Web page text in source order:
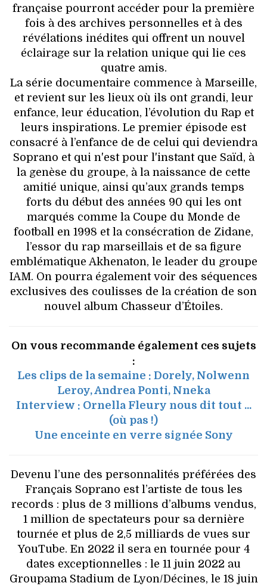
française pourront accéder pour la première
fois à des archives personnelles et à des
révélations inédites qui offrent un nouvel
éclairage sur la relation unique qui lie ces
quatre amis.
La série documentaire commence à Marseille,
et revient sur les lieux où ils ont grandi, leur
enfance, leur éducation, l’évolution du Rap et
leurs inspirations. Le premier épisode est
consacré à l’enfance de de celui qui deviendra
Soprano et qui n'est pour l'instant que Saïd, à
la genèse du groupe, à la naissance de cette
amitié unique, ainsi qu’aux grands temps
forts du début des années 90 qui les ont
marqués comme la Coupe du Monde de
football en 1998 et la consécration de Zidane,
l’essor du rap marseillais et de sa figure
emblématique Akhenaton, le leader du groupe
IAM. On pourra également voir des séquences
exclusives des coulisses de la création de son
nouvel album Chasseur d’Étoiles.
On vous recommande également ces sujets
:
Les clips de la semaine : Dorely, Nolwenn
Leroy, Andrea Ponti, Nneka
Interview : Ornella Fleury nous dit tout ...
(où pas !)
Une enceinte en verre signée Sony
Devenu l’une des personnalités préférées des
Français Soprano est l’artiste de tous les
records : plus de 3 millions d’albums vendus,
1 million de spectateurs pour sa dernière
tournée et plus de 2,5 milliards de vues sur
YouTube. En 2022 il sera en tournée pour 4
dates exceptionnelles : le 11 juin 2022 au
Groupama Stadium de Lyon/Décines, le 18 juin